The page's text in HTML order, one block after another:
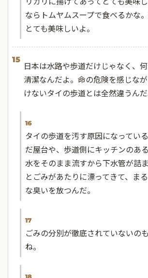
ならトムヤムスープで食べるかな
とても美味しいよ。
15
日本は水路や歩道だけじゃなく、
清潔なんだよ。命の危険を感じな
けないタイの歩道とは全然違うんだ
16
タイの歩道を汚す原因になってい
だ屋台や、歩道側にキッチンのあ
水をそのまま流すから下水管が詰
とごみがあたりに漂ってきて、ま
な臭いを放つんだ。
17
ごみの分別が徹底されていないの
ね。